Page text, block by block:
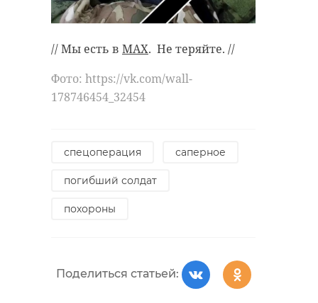
// Мы есть в MAX. Не теряйте. //
Фото: https://vk.com/wall-
178746454_32454
спецоперация саперное
погибший солдат
похороны
Поделиться статьей: